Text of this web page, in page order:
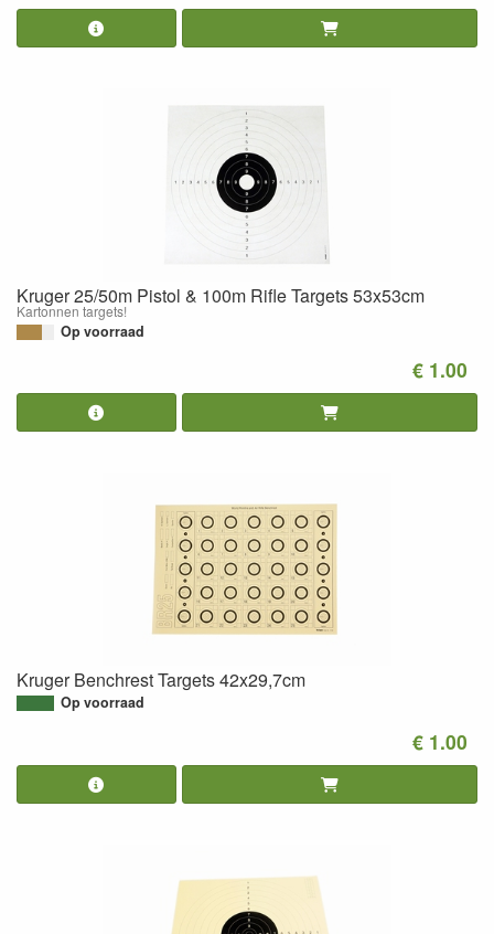
Kruger 25/50m Pistol & 100m Rifle Targets 53x53cm
Kartonnen targets!
Op voorraad
€ 1.00
Kruger Benchrest Targets 42x29,7cm
Op voorraad
€ 1.00